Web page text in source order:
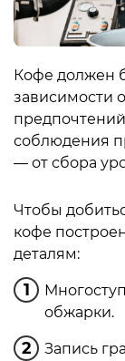
Кофе должен
зависимости
соблюдения
— от сбора
Чтобы
кофе
деталям:
обжарки.
Запись